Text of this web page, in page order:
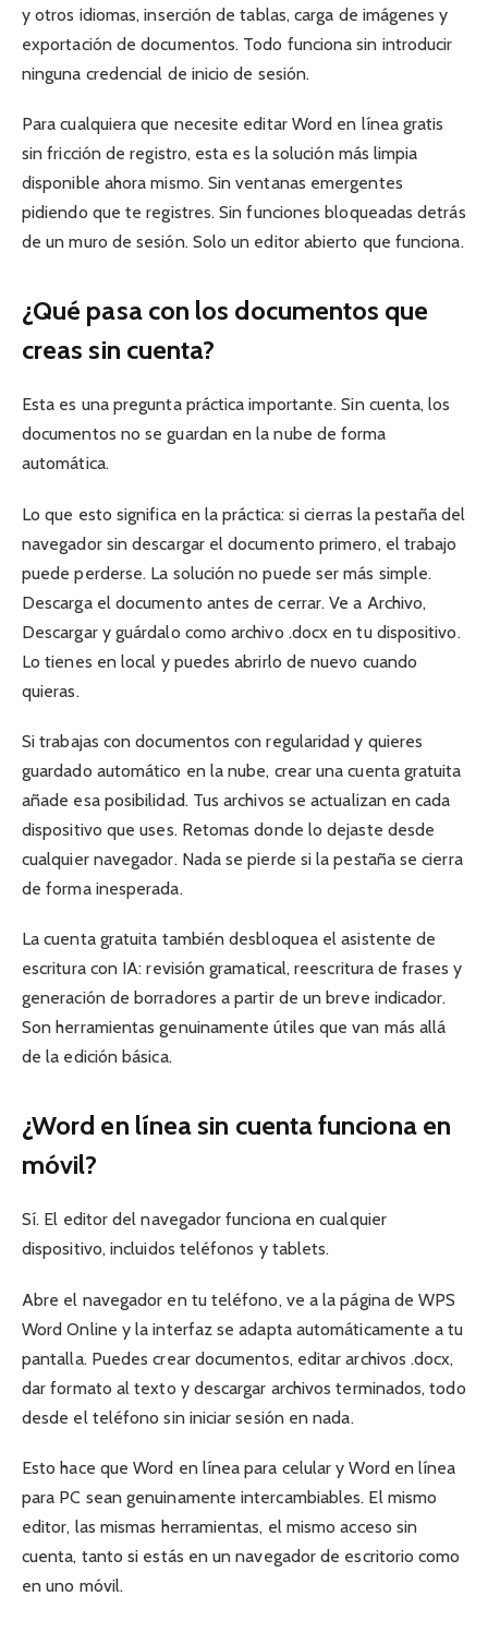
y otros idiomas, inserción de tablas, carga de imágenes y
exportación de documentos. Todo funciona sin introducir
ninguna credencial de inicio de sesión.
Para cualquiera que necesite editar Word en línea gratis
sin fricción de registro, esta es la solución más limpia
disponible ahora mismo. Sin ventanas emergentes
pidiendo que te registres. Sin funciones bloqueadas detrás
de un muro de sesión. Solo un editor abierto que funciona.
¿Qué pasa con los documentos que
creas sin cuenta?
Esta es una pregunta práctica importante. Sin cuenta, los
documentos no se guardan en la nube de forma
automática.
Lo que esto significa en la práctica: si cierras la pestaña del
navegador sin descargar el documento primero, el trabajo
puede perderse. La solución no puede ser más simple.
Descarga el documento antes de cerrar. Ve a Archivo,
Descargar y guárdalo como archivo .docx en tu dispositivo.
Lo tienes en local y puedes abrirlo de nuevo cuando
quieras.
Si trabajas con documentos con regularidad y quieres
guardado automático en la nube, crear una cuenta gratuita
añade esa posibilidad. Tus archivos se actualizan en cada
dispositivo que uses. Retomas donde lo dejaste desde
cualquier navegador. Nada se pierde si la pestaña se cierra
de forma inesperada.
La cuenta gratuita también desbloquea el asistente de
escritura con IA: revisión gramatical, reescritura de frases y
generación de borradores a partir de un breve indicador.
Son herramientas genuinamente útiles que van más allá
de la edición básica.
¿Word en línea sin cuenta funciona en
móvil?
Sí. El editor del navegador funciona en cualquier
dispositivo, incluidos teléfonos y tablets.
Abre el navegador en tu teléfono, ve a la página de WPS
Word Online y la interfaz se adapta automáticamente a tu
pantalla. Puedes crear documentos, editar archivos .docx,
dar formato al texto y descargar archivos terminados, todo
desde el teléfono sin iniciar sesión en nada.
Esto hace que Word en línea para celular y Word en línea
para PC sean genuinamente intercambiables. El mismo
editor, las mismas herramientas, el mismo acceso sin
cuenta, tanto si estás en un navegador de escritorio como
en uno móvil.